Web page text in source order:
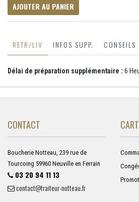
AJOUTER AU PANIER
RETR/LIV INFOS SUPP. CONSEILS
Délai de préparation supplémentaire : 6
CONTACT
Boucherie Notteau, 239 rue de
Tourcoing 59960 Neuville en Ferrain
03 20 94 11 13
contact@traiteur-notteau.fr